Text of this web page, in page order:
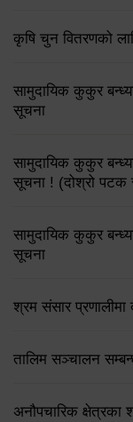
कृषि चुन वितरणको
सामुदायिक कुकुर
सूचना
सामुदायिक कुकुर
सूचना ! (दोश्रो
सामुदायिक कुकुर
सूचना
श्रम संसार प्रणालीमा
तालिम सञ्चालन
अनौपचारिक क्षेत्रका